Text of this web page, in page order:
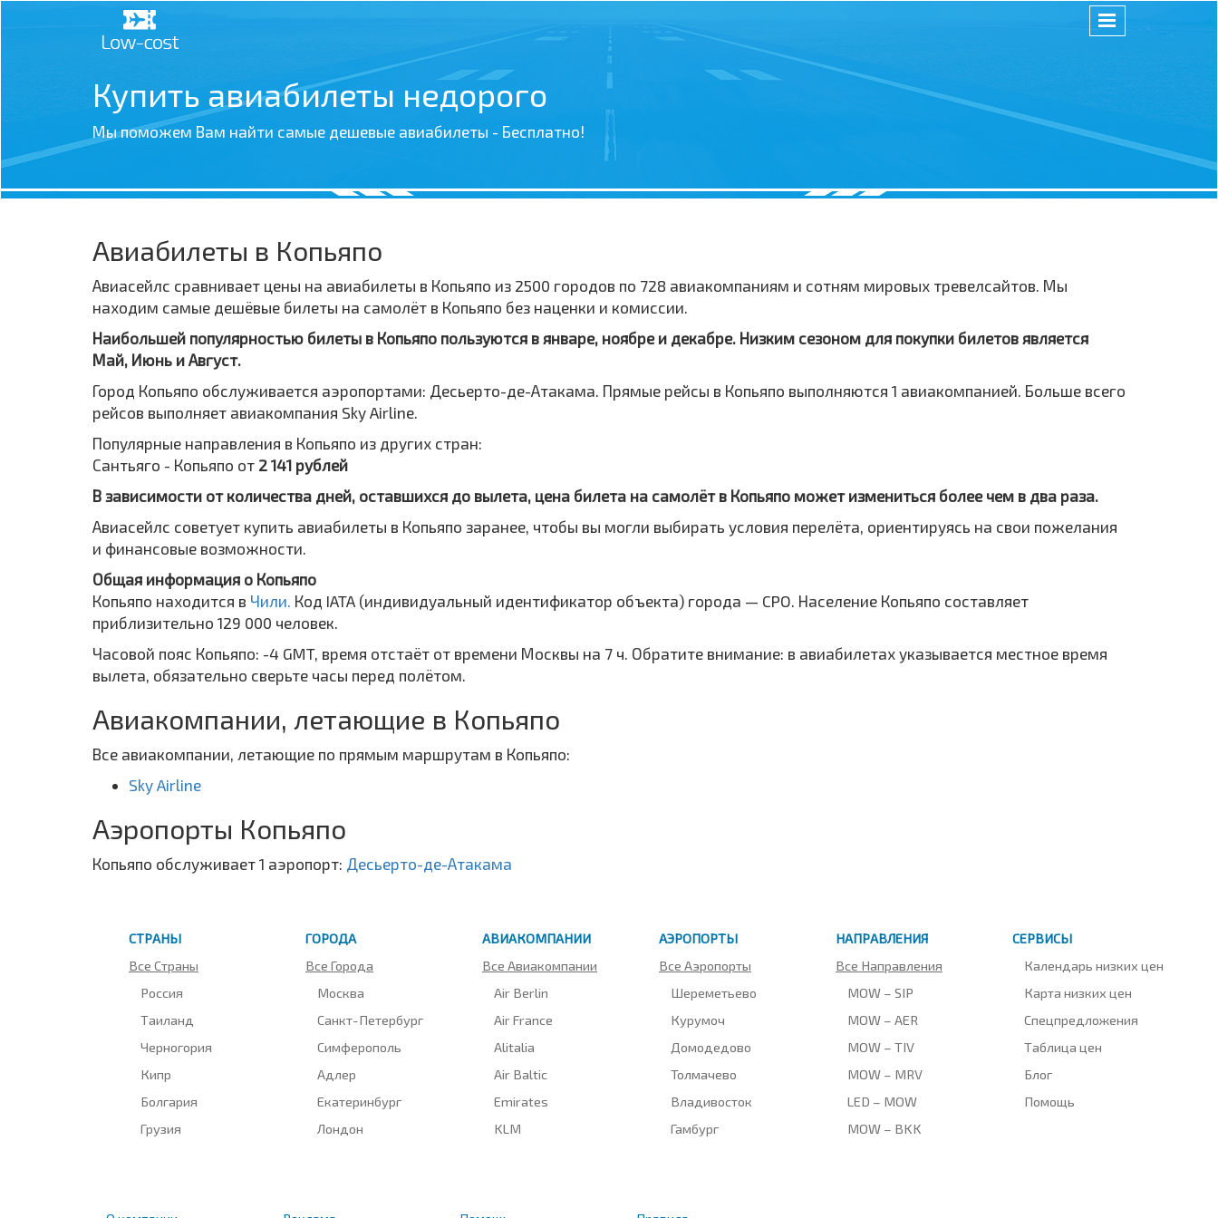
Купить авиабилеты недорого
Мы поможем Вам найти самые дешевые авиабилеты - Бесплатно!
Авиабилеты в Копьяпо
Авиасейлс сравнивает цены на авиабилеты в Копьяпо из 2500 городов по 728 авиакомпаниям и сотням мировых тревелсайтов. Мы
находим самые дешёвые билеты на самолёт в Копьяпо без наценки и комиссии.
Наибольшей популярностью билеты в Копьяпо пользуются в январе, ноябре и декабре. Низким сезоном для покупки билетов является
Май, Июнь и Август.
Город Копьяпо обслуживается аэропортами: Десьерто-де-Атакама. Прямые рейсы в Копьяпо выполняются 1 авиакомпанией. Больше всего
рейсов выполняет авиакомпания Sky Airline.
Популярные направления в Копьяпо из других стран:
Сантьяго - Копьяпо от 2 141 рублей
В зависимости от количества дней, оставшихся до вылета, цена билета на самолёт в Копьяпо может измениться более чем в два раза.
Авиасейлс советует купить авиабилеты в Копьяпо заранее, чтобы вы могли выбирать условия перелёта, ориентируясь на свои пожелания
и финансовые возможности.
Общая информация о Копьяпо
Копьяпо находится в Чили. Код IATA (индивидуальный идентификатор объекта) города — CPO. Население Копьяпо составляет
приблизительно 129 000 человек.
Часовой пояс Копьяпо: -4 GMT, время отстаёт от времени Москвы на 7 ч. Обратите внимание: в авиабилетах указывается местное время
вылета, обязательно сверьте часы перед полётом.
Авиакомпании, летающие в Копьяпо
Все авиакомпании, летающие по прямым маршрутам в Копьяпо:
Sky Airline
Аэропорты Копьяпо
Копьяпо обслуживает 1 аэропорт: Десьерто-де-Атакама
СТРАНЫ
Все Страны
Россия
Таиланд
Черногория
Кипр
Болгария
Грузия
ГОРОДА
Все Города
Москва
Санкт-Петербург
Симферополь
Адлер
Екатеринбург
Лондон
АВИАКОМПАНИИ
Все Авиакомпании
Air Berlin
Air France
Alitalia
Air Baltic
Emirates
KLM
АЭРОПОРТЫ
Все Аэропорты
Шереметьево
Курумоч
Домодедово
Толмачево
Владивосток
Гамбург
НАПРАВЛЕНИЯ
Все Направления
MOW – SIP
MOW – AER
MOW – TIV
MOW – MRV
LED – MOW
MOW – BKK
СЕРВИСЫ
Календарь низких цен
Карта низких цен
Спецпредложения
Таблица цен
Блог
Помощь